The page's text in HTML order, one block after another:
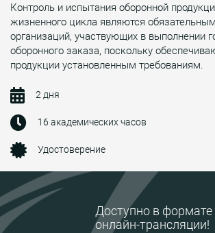
Доступно в формате
онлайн-трансляции!
Контроль и испытания оборонной
жизненного цикла являются
организаций, участвующих в выполнении
оборонного заказа, поскольку
продукции установленным требованиям.
2 дня
16 академических часов
Удостоверение